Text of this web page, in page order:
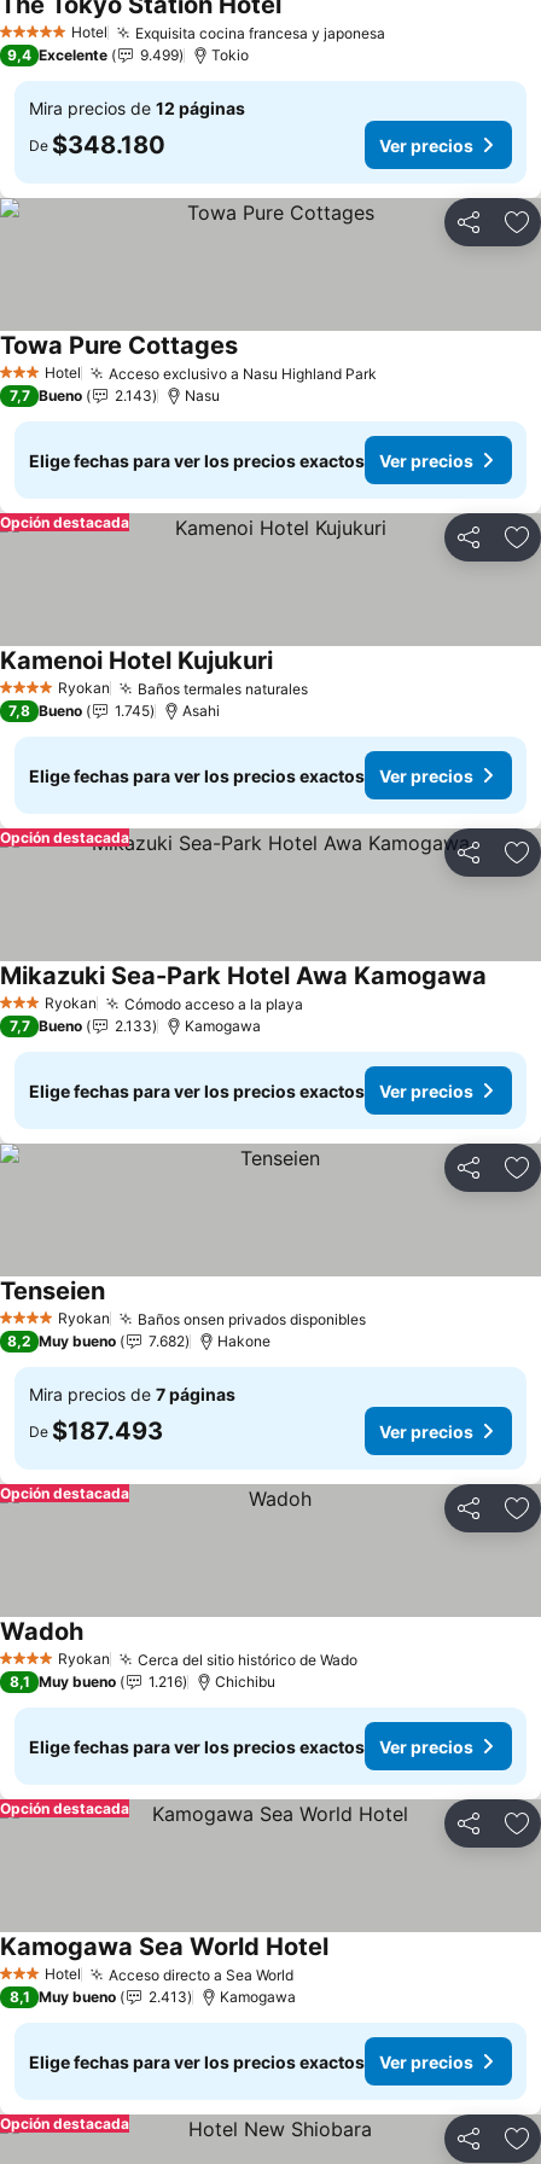
5 Estrellas Hotel Exquisita cocina francesa y japonesa
Ver precios
9,4 Excelente 9.499 Tokio
Mira precios de 12 páginas
De $348.180 Ver precios
Compartir
3 Estrellas
Hotel Acceso exclusivo a Nasu Highland Park
Towa Pure CottagesVer precios
7,7 Bueno 2.143 Nasu
Elige fechas para ver los precios exactos Ver precios
Compartir
Opción destacada
4 EstrellasRyokan Baños termales naturalesVer precios
Kamenoi Hotel KujukuriVer precios
7,8 Bueno 1.745 Asahi
Elige fechas para ver los precios exactos Ver precios
Compartir
Opción destacada
3 EstrellasRyokan Cómodo acceso a la playa
Mikazuki Sea-Park Hotel Awa Kamogawa
7,7 Bueno 2.133 Kamogawa
Elige fechas para ver los precios exactos Ver precios
Compartir
4 EstrellasRyokan Baños onsen privados disponiblesVer precios
TenseienVer precios
8,2 Muy bueno 7.682 Hakone
Mira precios de 7 páginas
De $187.493 Ver precios
Compartir
Opción destacada
4 EstrellasRyokan Cerca del sitio histórico de WadoVer precios
WadohVer precios
8,1 Muy bueno 1.216 Chichibu
Elige fechas para ver los precios exactos Ver precios
Compartir
Opción destacada
3 Estrellas
Hotel Acceso directo a Sea WorldVer precios
Kamogawa Sea World HotelVer precios
8,1 Muy bueno 2.413 Kamogawa
Elige fechas para ver los precios exactos Ver precios
Compartir
Opción destacada